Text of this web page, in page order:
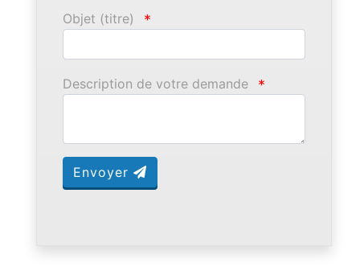
Objet (titre) *
Description de votre demande *
Envoyer